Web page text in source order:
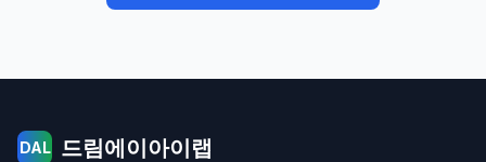
DAL 드림에이아이랩